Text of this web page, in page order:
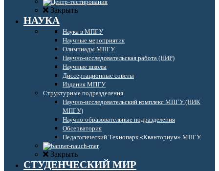
Закрыть
НАУКА
Наука в МПГУ
Научные мероприятия
Олимпиады МПГУ
Научно-исследовательская работа (НИР)
Научные школы
Диссертационные советы
Издания МПГУ
Структурные подразделения
Научно-исследовательский комплекс МПГУ (НИК
МПГУ)
Научно-образовательные подразделения
Обсерватория
Педагогический Технопарк «Кванториум» МПГУ
Закрыть
СТУДЕНЧЕСКИЙ МИР